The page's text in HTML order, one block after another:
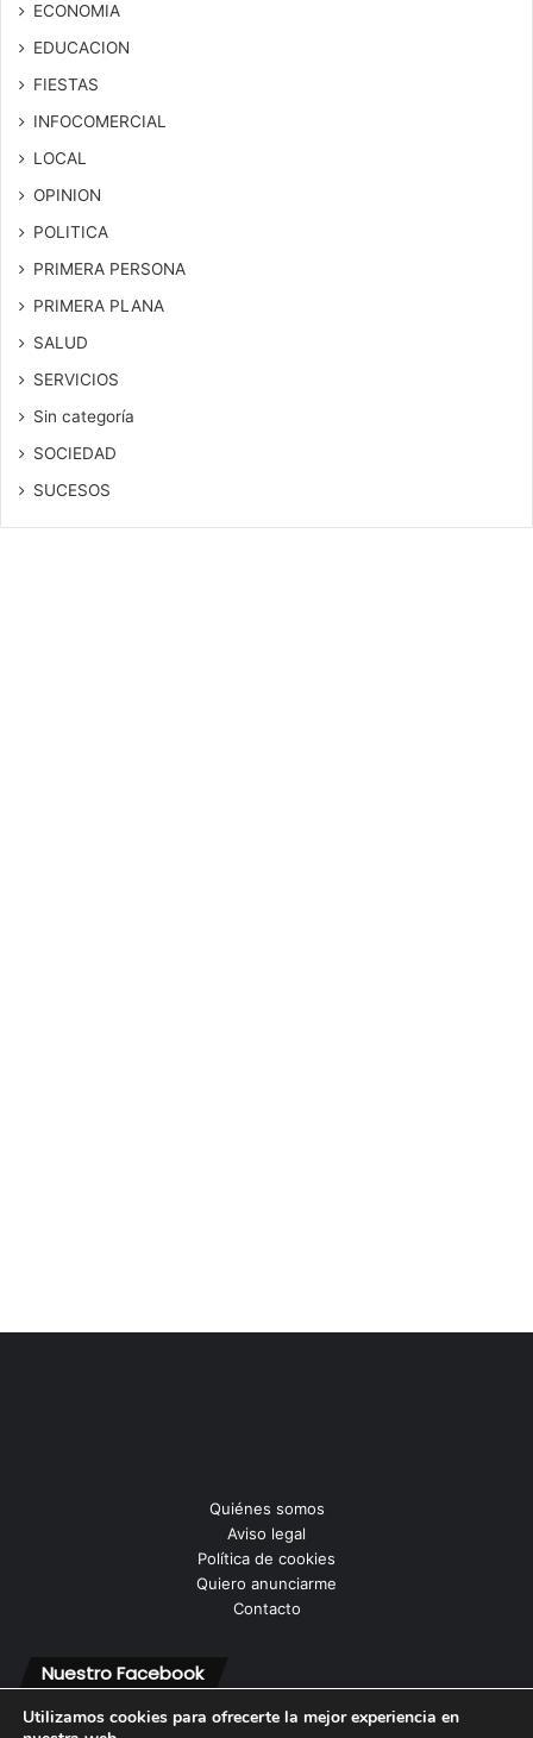
ECONOMIA
EDUCACION
FIESTAS
INFOCOMERCIAL
LOCAL
OPINION
POLITICA
PRIMERA PERSONA
PRIMERA PLANA
SALUD
SERVICIOS
Sin categoría
SOCIEDAD
SUCESOS
Quiénes somos
Aviso legal
Política de cookies
Quiero anunciarme
Contacto
Nuestro Facebook
Utilizamos cookies para ofrecerte la mejor experiencia en